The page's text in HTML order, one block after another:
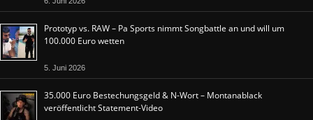
Prototyp vs. RAW – Pa Sports nimmt Songbattle an und will um
100.000 Euro wetten
5. Juni 2026
35.000 Euro Bestechungsgeld & N-Wort – Montanablack
veröffentlicht Statement-Video